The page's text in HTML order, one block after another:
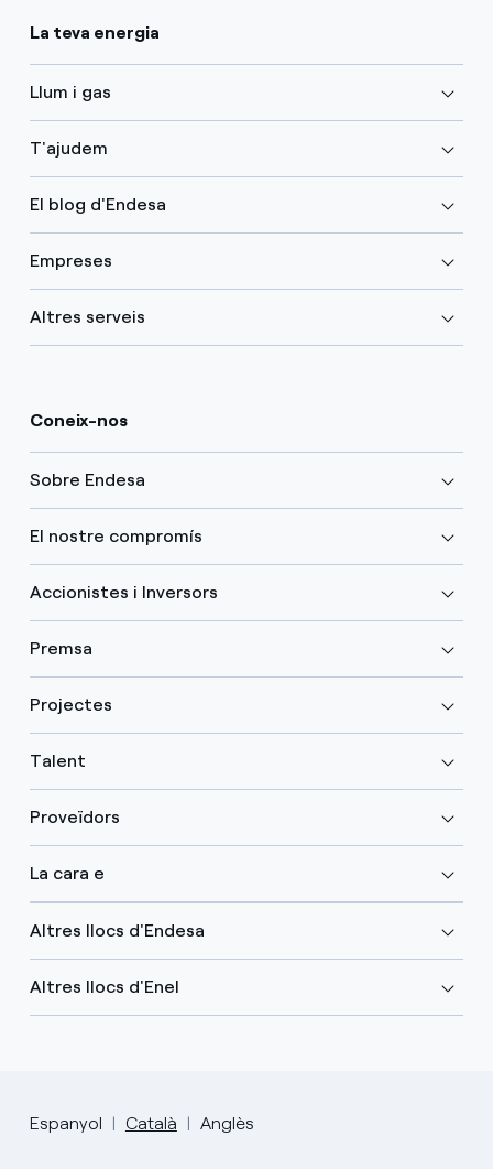
La teva energia
Llum i gas
T'ajudem
El blog d'Endesa
Empreses
Altres serveis
Coneix-nos
Sobre Endesa
El nostre compromís
Accionistes i Inversors
Premsa
Projectes
Talent
Proveïdors
La cara e
Altres llocs d'Endesa
Altres llocs d'Enel
Espanyol Català Anglès